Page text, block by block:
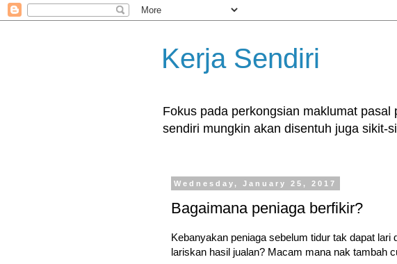
Kerja Sendiri
Fokus pada perkongsian maklumat
sendiri mungkin akan disentuh juga sikit-
Wednesday, January 25, 2017
Bagaimana peniaga berfikir?
Kebanyakan peniaga sebelum tidur tak dapat lari
lariskan hasil jualan? Macam mana nak tambah